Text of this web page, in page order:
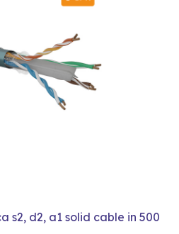
s2, d2, a1 solid cable in 500